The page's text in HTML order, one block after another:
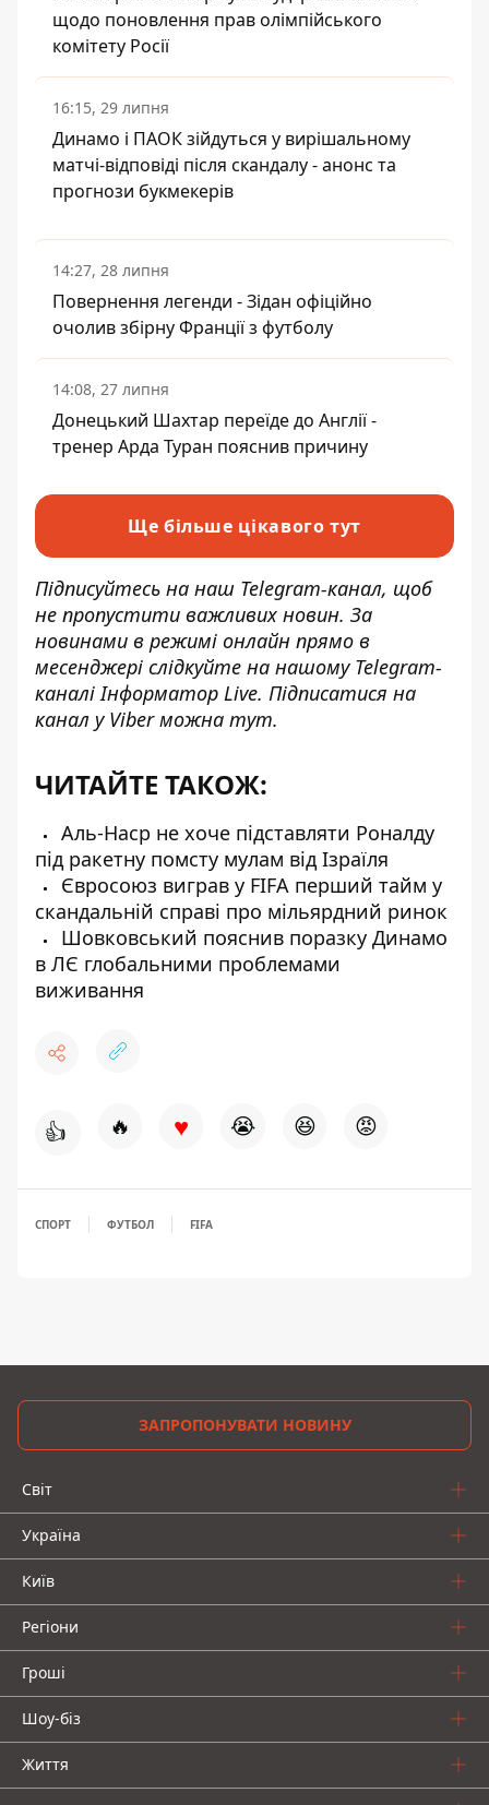
щодо поновлення прав олімпійського
комітету Росії
16:15, 29 липня
Динамо і ПАОК зійдуться у вирішальному
матчі-відповіді після скандалу - анонс та
прогнози букмекерів
14:27, 28 липня
Повернення легенди - Зідан офіційно
очолив збірну Франції з футболу
14:08, 27 липня
Донецький Шахтар переїде до Англії -
тренер Арда Туран пояснив причину
Ще більше цікавого тут
Підписуйтесь на наш Telegram-канал, щоб
не пропустити важливих новин. За
новинами в режимі онлайн прямо в
месенджері слідкуйте на нашому Telegram-
каналіІнформатор Live. Підписатися на
канал у Viber можна тут.
ЧИТАЙТЕ ТАКОЖ:
Аль-Наср не хоче підставляти Роналду
під ракетну помсту мулам від Ізраїля
Євросоюз виграв у FIFA перший тайм у
скандальній справі про мільярдний ринок
Шовковський пояснив поразку Динамо
в ЛЄ глобальними проблемами
виживання
👍 🔥 ♥ 😭 😆 😡
СПОРТ ФУТБОЛ FIFA
ЗАПРОПОНУВАТИ НОВИНУ
Світ
Україна
Київ
Регіони
Гроші
Шоу-біз
Життя